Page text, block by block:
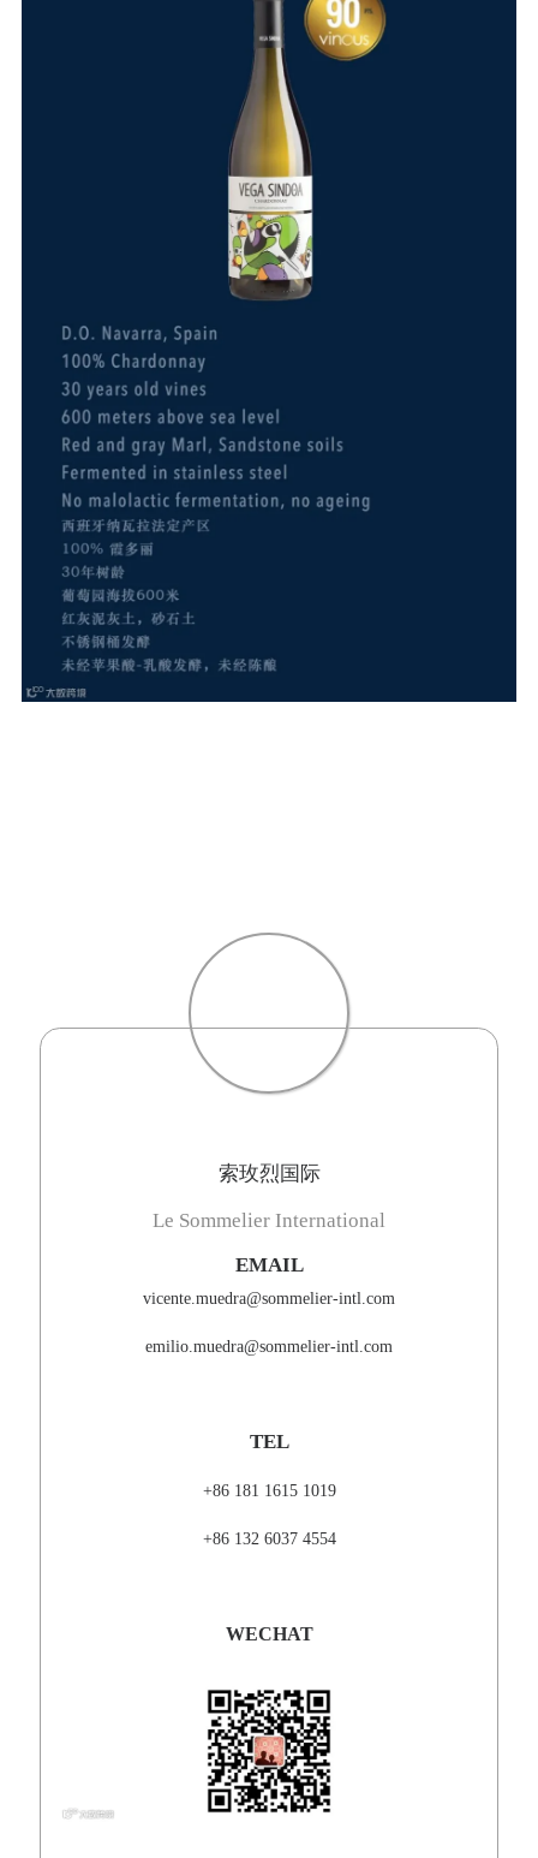
索玫烈国际
Le Sommelier International
EMAIL
vicente.muedra@sommelier-intl.com
emilio.muedra@sommelier-intl.com
TEL
+86 181 1615 1019
+86 132 6037 4554
WECHAT